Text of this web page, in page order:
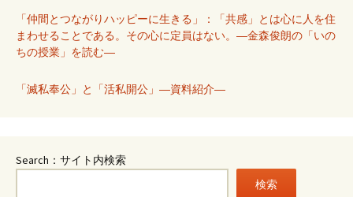
「仲間とつながりハッピーに生きる」：「共感」とは心に人を住
まわせることである。その心に定員はない。―金森俊朗の「いの
ちの授業」を読む―
「滅私奉公」と「活私開公」―資料紹介―
Search：サイト内検索
検索